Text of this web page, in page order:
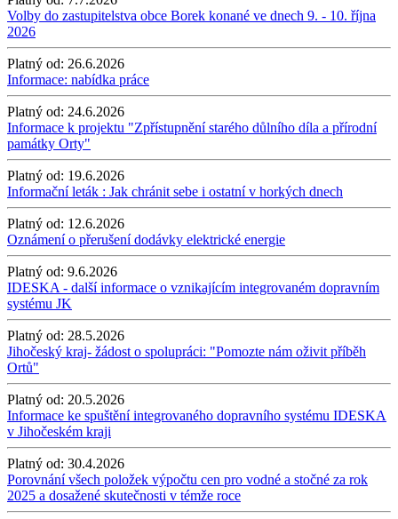
Volby do zastupitelstva obce Borek konané ve dnech 9. - 10. října
2026
Platný od: 26.6.2026
Informace: nabídka práce
Platný od: 24.6.2026
Informace k projektu "Zpřístupnění starého důlního díla a přírodní
památky Orty"
Platný od: 19.6.2026
Informační leták : Jak chránit sebe i ostatní v horkých dnech
Platný od: 12.6.2026
Oznámení o přerušení dodávky elektrické energie
Platný od: 9.6.2026
IDESKA - další informace o vznikajícím integrovaném dopravním
systému JK
Platný od: 28.5.2026
Jihočeský kraj- žádost o spolupráci: "Pomozte nám oživit příběh
Ortů"
Platný od: 20.5.2026
Informace ke spuštění integrovaného dopravního systému IDESKA
v Jihočeském kraji
Platný od: 30.4.2026
Porovnání všech položek výpočtu cen pro vodné a stočné za rok
2025 a dosažené skutečnosti v témže roce